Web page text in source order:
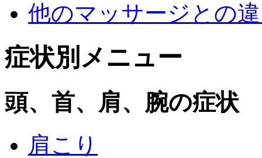
他のマッサージとの
症状別メニュー
頭、首、肩、腕の症状
肩こり